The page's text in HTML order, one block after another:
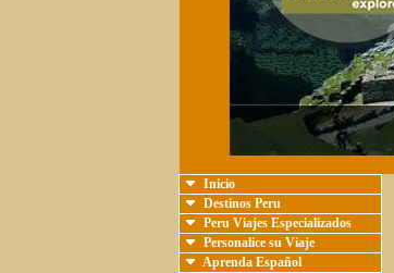
Inicio
Destinos Peru
Peru Viajes Especializados
Personalice su Viaje
Aprenda Español